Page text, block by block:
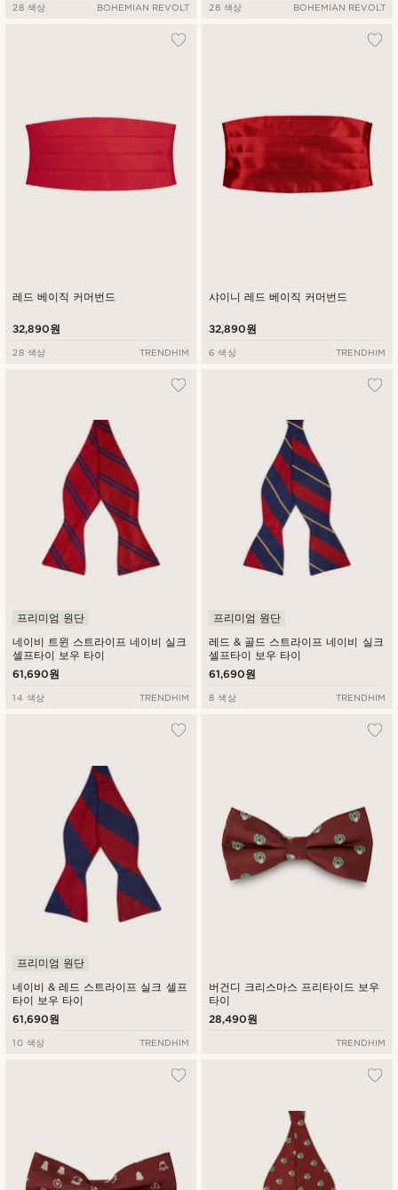
28 색상 BOHEMIAN REVOLT 28 색상 BOHEMIAN REVOLT
레드 베이직 커머번드
32,890원
28 색상 TRENDHIM
샤이니 레드 베이직 커머번드
32,890원
6 색상 TRENDHIM
네이비 트윈 스트라이프 네이비 실크
셀프타이 보우 타이
프리미엄 원단
61,690원
14 색상 TRENDHIM
레드 & 골드 스트라이프 네이비 실크
셀프타이 보우 타이
프리미엄 원단
61,690원
8 색상 TRENDHIM
네이비 & 레드 스트라이프 실크 셀프
타이 보우 타이
프리미엄 원단
61,690원
10 색상 TRENDHIM
버건디 크리스마스 프리타이드 보우
타이
28,490원
TRENDHIM